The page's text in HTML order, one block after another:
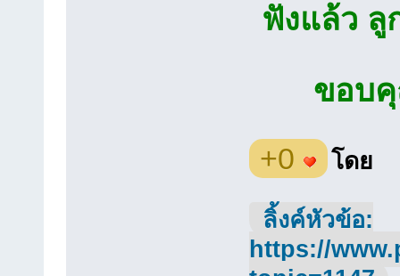
ฟังแล้ว
ขอบ
+0 โดย
ลิ้งค์หัวข้อ:
https://